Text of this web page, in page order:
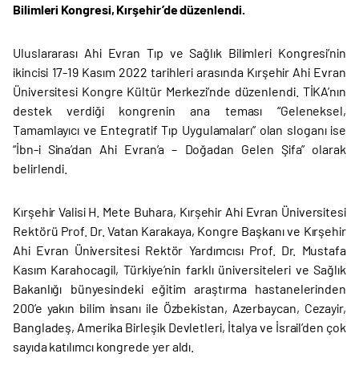
Bilimleri Kongresi, Kırşehir’de düzenlendi.
Uluslararası Ahi Evran Tıp ve Sağlık Bilimleri Kongresi’nin
ikincisi 17-19 Kasım 2022 tarihleri arasında Kırşehir Ahi Evran
Üniversitesi Kongre Kültür Merkezi’nde düzenlendi. TİKA’nın
destek verdiği kongrenin ana teması “Geleneksel,
Tamamlayıcı ve Entegratif Tıp Uygulamaları” olan sloganı ise
“İbn-i Sina’dan Ahi Evran’a – Doğadan Gelen Şifa” olarak
belirlendi.
Kırşehir Valisi H. Mete Buhara, Kırşehir Ahi Evran Üniversitesi
Rektörü Prof. Dr. Vatan Karakaya, Kongre Başkanı ve Kırşehir
Ahi Evran Üniversitesi Rektör Yardımcısı Prof. Dr. Mustafa
Kasım Karahocagil, Türkiye’nin farklı üniversiteleri ve Sağlık
Bakanlığı bünyesindeki eğitim araştırma hastanelerinden
200’e yakın bilim insanı ile Özbekistan, Azerbaycan, Cezayir,
Bangladeş, Amerika Birleşik Devletleri, İtalya ve İsrail’den çok
sayıda katılımcı kongrede yer aldı.